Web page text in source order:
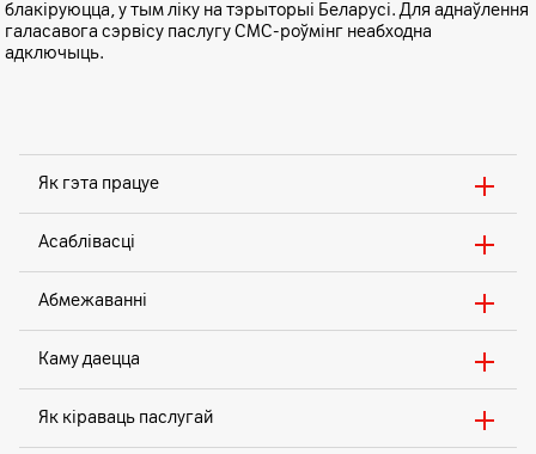
блакіруюцца, у тым ліку на тэрыторыі Беларусі. Для аднаўлення
галасавога сэрвісу паслугу СМС-роўмінг неабходна
адключыць.
Як гэта працуе
Асаблівасці
Абмежаванні
Каму даецца
Як кіраваць паслугай